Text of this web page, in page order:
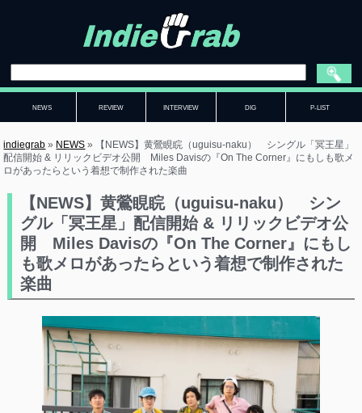
NEWS REVIEW INTERVIEW DIG P-LIST
indiegrab » NEWS »
【NEWS】黄鶯睍睆（uguisu-naku） シングル「冥王星」
配信開始 & リリックビデオ公開 Miles Davisの『On The Corner』にもしも歌メ
ロがあったらという着想で制作された楽曲
【NEWS】黄鶯睍睆（uguisu-naku） シン
グル「冥王星」配信開始 & リリックビデオ公
開 Miles Davisの『On The Corner』にもし
も歌メロがあったらという着想で制作された
楽曲